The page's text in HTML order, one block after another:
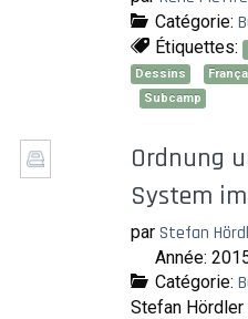
Catégorie:
Étiquettes:
Dessins
Subcamp
Ordnung
System
par Stefan
Année:
Catégorie:
Stefan